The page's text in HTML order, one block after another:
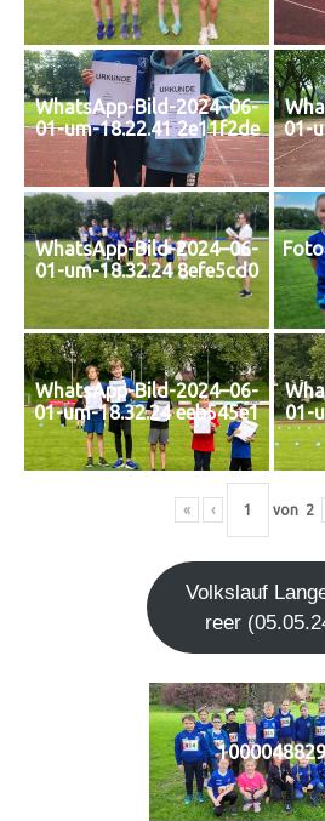
WhatsApp-Bild-2024–06-
01-um-18.22.41 2e11f2de
01-
WhatsApp-Bild-2024–06-
01-um-18.32.24 8efe5cd0
WhatsApp-Bild-2024–06-
01-um-18.32.24 eeb545e1
01-
« ‹ von 2
Volks­lauf
re­er
1000048829